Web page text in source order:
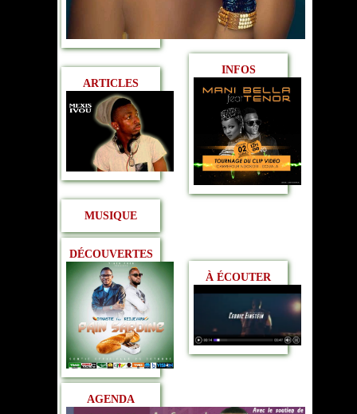
ARTICLES
INFOS
MUSIQUE
DÉCOUVERTES
À ÉCOUTER
AGENDA